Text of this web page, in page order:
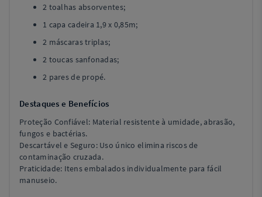
2 toalhas absorventes;
1 capa cadeira 1,9 x 0,85m;
2 máscaras triplas;
2 toucas sanfonadas;
2 pares de propé.
Destaques e Benefícios
Proteção Confiável: Material resistente à umidade, abrasão,
fungos e bactérias.
Descartável e Seguro: Uso único elimina riscos de
contaminação cruzada.
Praticidade: Itens embalados individualmente para fácil
manuseio.